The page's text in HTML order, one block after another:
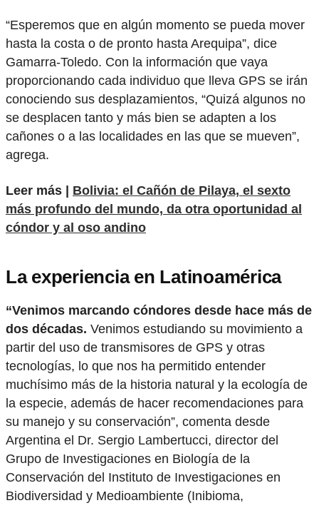
“Esperemos que en algún momento se pueda mover
hasta la costa o de pronto hasta Arequipa”, dice
Gamarra-Toledo. Con la información que vaya
proporcionando cada individuo que lleva GPS se irán
conociendo sus desplazamientos, “Quizá algunos no
se desplacen tanto y más bien se adapten a los
cañones o a las localidades en las que se mueven”,
agrega.
Leer más | Bolivia: el Cañón de Pilaya, el sexto
más profundo del mundo, da otra oportunidad al
cóndor y al oso andino
La experiencia en Latinoamérica
“Venimos marcando cóndores desde hace más de
dos décadas. Venimos estudiando su movimiento a
partir del uso de transmisores de GPS y otras
tecnologías, lo que nos ha permitido entender
muchísimo más de la historia natural y la ecología de
la especie, además de hacer recomendaciones para
su manejo y su conservación”, comenta desde
Argentina el Dr. Sergio Lambertucci, director del
Grupo de Investigaciones en Biología de la
Conservación del Instituto de Investigaciones en
Biodiversidad y Medioambiente (Inibioma,